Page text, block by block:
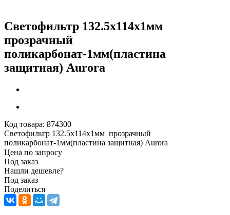
Светофильтр 132.5х114х1мм
прозрачный
поликарбонат-1мм(пластина
защитная) Aurora
Код товара: 874300
Светофильтр 132.5х114х1мм прозрачный
поликарбонат-1мм(пластина защитная) Aurora
Цена по запросу
Под заказ
Нашли дешевле?
Под заказ
Поделиться